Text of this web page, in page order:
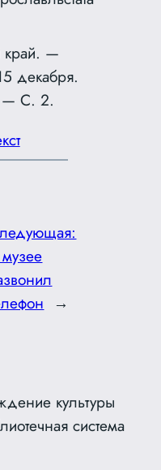
край. —
декабря.
С. 2.
→
культуры
система